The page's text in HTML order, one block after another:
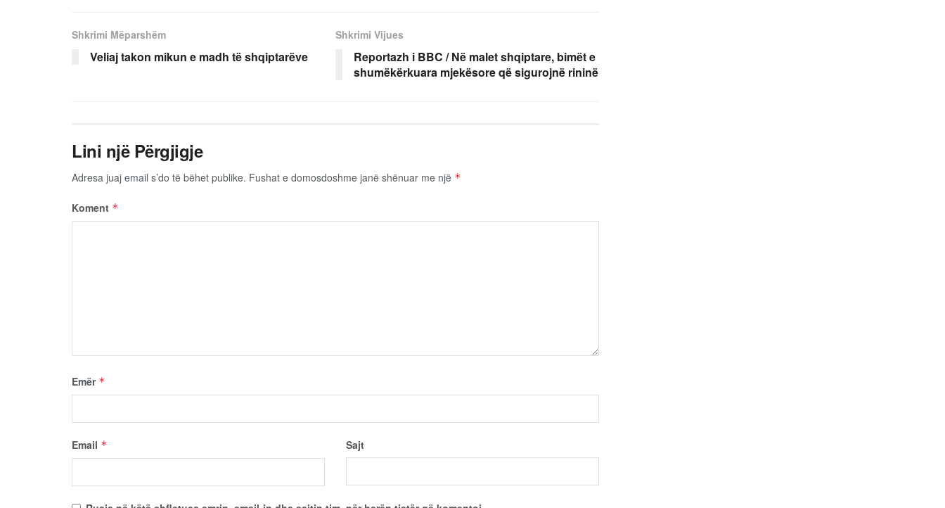
Shkrimi Mëparshëm
Veliaj takon mikun e madh të shqiptarëve
Shkrimi Vijues
Reportazh i BBC / Në malet shqiptare, bimët e
shumëkërkuara mjekësore që sigurojnë rininë
Lini një Përgjigje
Adresa juaj email s’do të bëhet publike. Fushat e domosdoshme janë shënuar me një *
Koment *
Emër *
Email * Sajt